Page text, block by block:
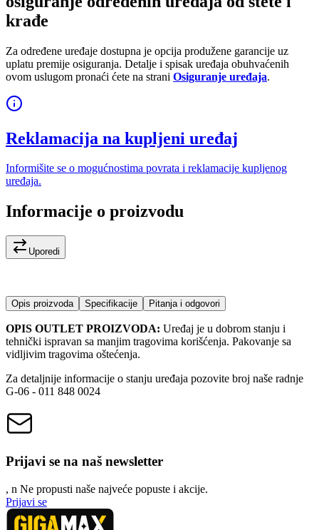
krađe
Za određene uređaje dostupna je opcija produžene garancije uz
uplatu premije osiguranja. Detalje i spisak uređaja obuhvaćenih
ovom uslugom pronaći ćete na strani Osiguranje uređaja.
Reklamacija na kupljeni uređaj
Informišite se o mogućnostima povrata i reklamacije kupljenog
uređaja.
Informacije o proizvodu
Uporedi
Opis proizvoda Specifikacije Pitanja i odgovori
OPIS OUTLET PROIZVODA: Uređaj je u dobrom stanju i
tehnički ispravan sa manjim tragovima korišćenja. Pakovanje sa
vidljivim tragovima oštećenja.
Za detaljnije informacije o stanju uređaja pozovite broj naše radnje
G-06 - 011 848 0024
Prijavi se na naš newsletter
, n Ne propusti naše najveće popuste i akcije.
Prijavi se